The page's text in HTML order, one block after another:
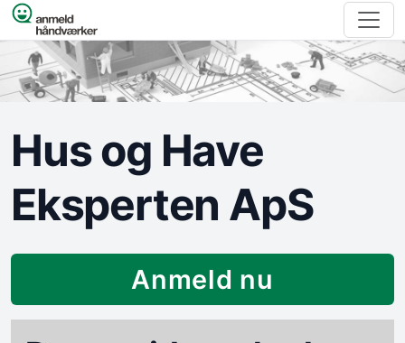
Spring til indhold
Hus og Have
Eksperten ApS
Anmeld nu